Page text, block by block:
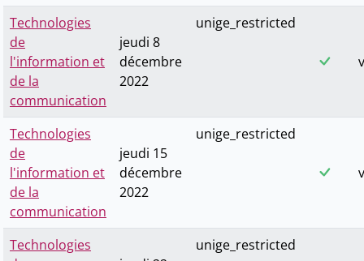
Technologies
de
l'information et
de la
communication
jeudi 8
décembre
2022
unige_restricted
Technologies
de
l'information et
de la
communication
jeudi 15
décembre
2022
unige_restricted
Technologies
unige_restricted